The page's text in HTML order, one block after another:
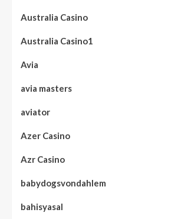
Australia Casino
Australia Casino1
Avia
avia masters
aviator
Azer Casino
Azr Casino
babydogsvondahlem
bahisyasal